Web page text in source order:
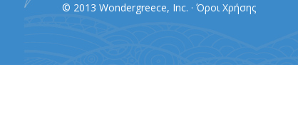
© 2013 Wondergreece, Inc. · Όροι Χρήσης